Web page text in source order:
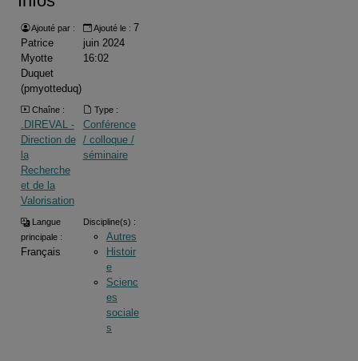
Ajouté par :
Patrice
Myotte
Duquet
(pmyotteduq)
Ajouté le : 7
juin 2024
16:02
Chaîne :
.DIREVAL -
Direction de
la
Recherche
et de la
Valorisation
Type :
Conférence
/ colloque /
séminaire
Langue
principale :
Français
Discipline(s) :
Autres
Histoir
e
Scienc
es
sociale
s